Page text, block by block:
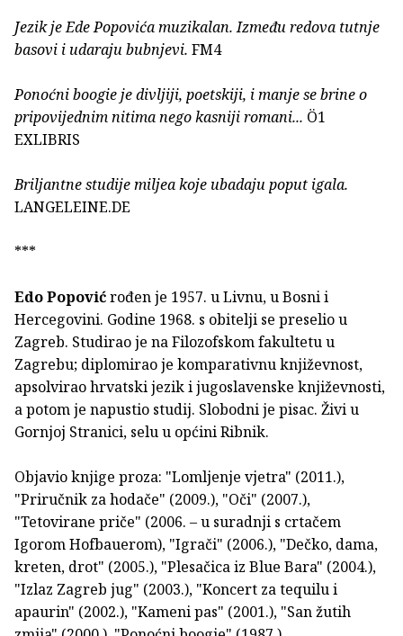
Jezik je Ede Popovića muzikalan. Između redova tutnje
basovi i udaraju bubnjevi. FM4
Ponoćni boogie je divljiji, poetskiji, i manje se brine o
pripovijednim nitima nego kasniji romani... Ö1
EXLIBRIS
Briljantne studije miljea koje ubadaju poput igala.
LANGELEINE.DE
***
Edo Popovićrođen je 1957. u Livnu, u Bosni i
Hercegovini. Godine 1968. s obitelji se preselio u
Zagreb. Studirao je na Filozofskom fakultetu u
Zagrebu; diplomirao je komparativnu književnost,
apsolvirao hrvatski jezik i jugoslavenske književnosti,
a potom je napustio studij. Slobodni je pisac. Živi u
Gornjoj Stranici, selu u općini Ribnik.
Objavio knjige proza: "Lomljenje vjetra" (2011.),
"Priručnik za hodače" (2009.), "Oči" (2007.),
"Tetovirane priče" (2006. – u suradnji s crtačem
Igorom Hofbauerom), "Igrači" (2006.), "Dečko, dama,
kreten, drot" (2005.), "Plesačica iz Blue Bara" (2004.),
"Izlaz Zagreb jug" (2003.), "Koncert za tequilu i
apaurin" (2002.), "Kameni pas" (2001.), "San žutih